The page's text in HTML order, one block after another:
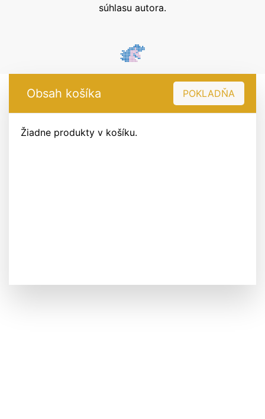
súhlasu autora.
Obsah košíka POKLADŇA
Žiadne produkty v košíku.